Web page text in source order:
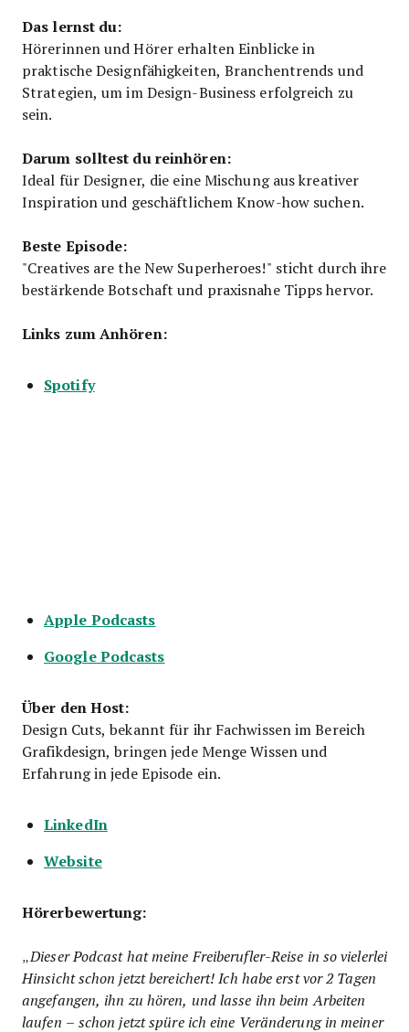
Das lernst du:
Hörerinnen und Hörer erhalten Einblicke in
praktische Designfähigkeiten, Branchentrends und
Strategien, um im Design-Business erfolgreich zu
sein.
Darum solltest du reinhören:
Ideal für Designer, die eine Mischung aus kreativer
Inspiration und geschäftlichem Know-how suchen.
Beste Episode:
"Creatives are the New Superheroes!" sticht durch ihre
bestärkende Botschaft und praxisnahe Tipps hervor.
Links zum Anhören:
Spotify
Apple Podcasts
Google Podcasts
Über den Host:
Design Cuts, bekannt für ihr Fachwissen im Bereich
Grafikdesign, bringen jede Menge Wissen und
Erfahrung in jede Episode ein.
LinkedIn
Website
Hörerbewertung:
„Dieser Podcast hat meine Freiberufler-Reise in so vielerlei
Hinsicht schon jetzt bereichert! Ich habe erst vor 2 Tagen
angefangen, ihn zu hören, und lasse ihn beim Arbeiten
laufen – schon jetzt spüre ich eine Veränderung in meiner